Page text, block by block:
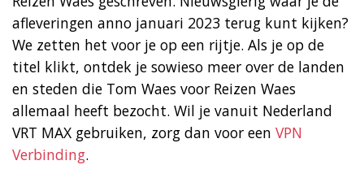
afleveringen anno januari 2023 terug kunt kijken?
We zetten het voor je op een rijtje. Als je op de
titel klikt, ontdek je sowieso meer over de landen
en steden die Tom Waes voor Reizen Waes
allemaal heeft bezocht. Wil je vanuit Nederland
VRT MAX gebruiken, zorg dan voor een VPN
Verbinding.